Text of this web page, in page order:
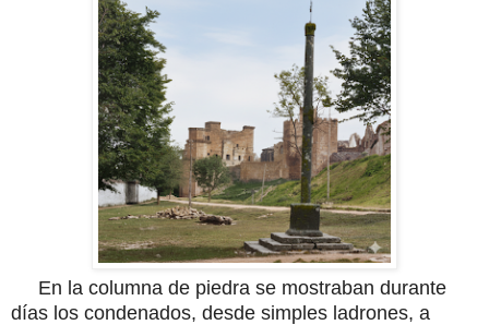
En la columna de piedra se mostraban durante
días los condenados, desde simples ladrones, a